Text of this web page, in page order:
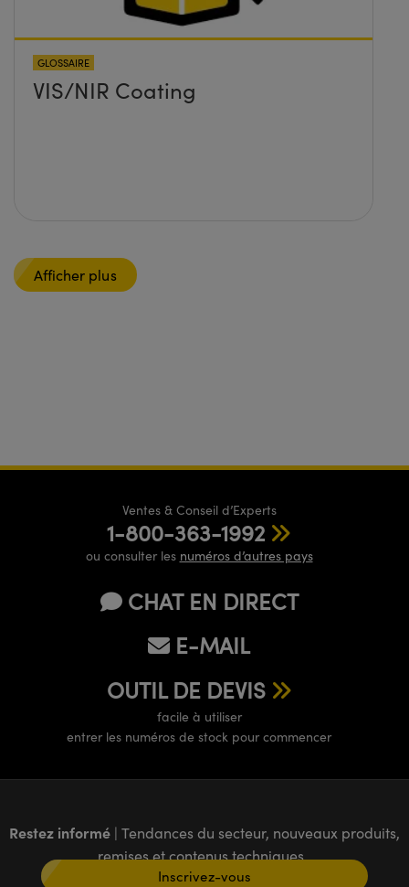
GLOSSAIRE
VIS/NIR Coating
Afficher plus
Ventes & Conseil d’Experts
1-800-363-1992
ou consulter les numéros d’autres pays
CHAT EN DIRECT
E-MAIL
OUTIL DE DEVIS
facile à utiliser
entrer les numéros de stock pour commencer
Restez informé | Tendances du secteur, nouveaux produits,
remises et contenus techniques
Inscrivez-vous